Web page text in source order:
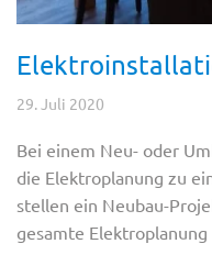
29. Juli 2020
Bei einem Neu- oder
die Elektroplanung zu
stellen ein Neubau-
gesamte